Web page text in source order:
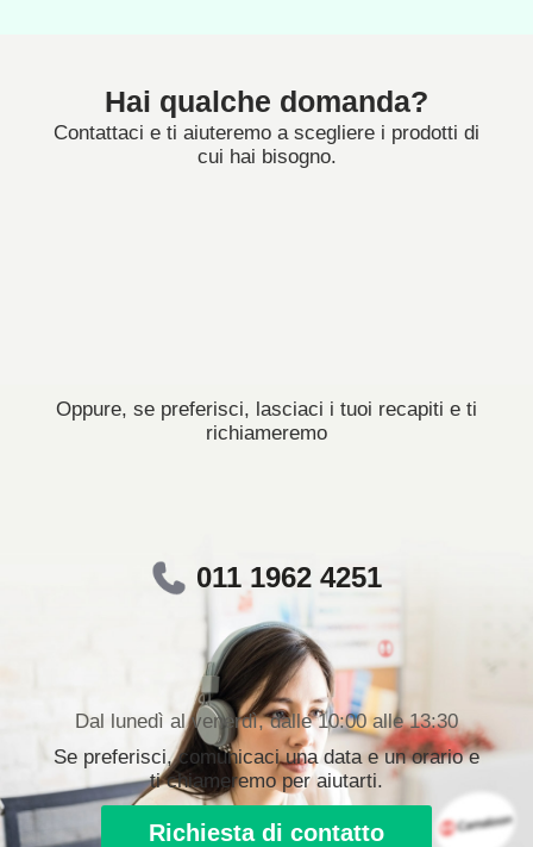
Hai qualche domanda?
Contattaci e ti aiuteremo a scegliere i prodotti di
cui hai bisogno.
Oppure, se preferisci, lasciaci i tuoi recapiti e ti
richiameremo
011 1962 4251
Dal lunedì al venerdì, dalle 10:00 alle 13:30
Se preferisci, comunicaci una data e un orario e
ti chiameremo per aiutarti.
Richiesta di contatto